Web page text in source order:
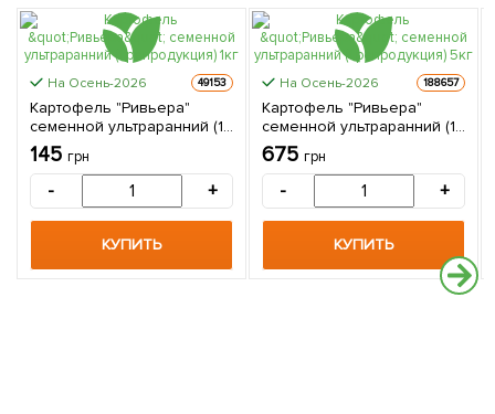
На Осень-2026 49153
Картофель "Ривьера"
семенной ультраранний (1
репродукция) 1кг
145 грн
- +
КУПИТЬ
На Осень-2026 188657
Картофель "Ривьера"
семенной ультраранний (1
репродукция) 5кг
675 грн
- +
КУПИТЬ